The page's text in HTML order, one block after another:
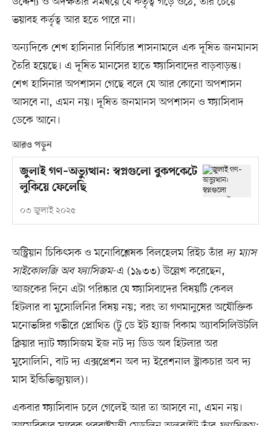
ভয়াবহ কর্তৃত্ব আর হতে পারে না।
অন্যদিকে শেখ হাসিনার নির্বিচার শাসনামলে এক দূষিত জনমানস
তৈরি হয়েছে। এ দূষিত মানসের হাতে ফ্যাসিবাদের বাড়বাড়ন্ত।
শেখ হাসিনার অপশাসন গেছে বলে যে আর কোনো অপশাসন
আসবে না, এমন নয়। দূষিত জনমানস অপশাসন ও ফ্যাসিবাদ
ডেকে আনে।
আরও পড়ুন
জুলাই গণ–অভ্যুত্থান: স্বপ্নগুলো বুকপকেটে
লুকিয়ে ফেলেছি
০৩ জুলাই ২০২৫
অস্ট্রিয়ান চিকিৎসক ও মনোবিশ্লেষক বিলহেলম রিইচ তাঁর দ্য ম্যাস
সাইকোলজি অব ফ্যাসিজম-এ (১৯৩৩) উল্লেখ করেছেন,
আজকের দিনে এটা পরিষ্কার যে ফ্যাসিবাদের বিষয়টি কেবল
হিটলার বা মুসোলিনির বিষয় নয়; বরং তা গণমানুষের অযৌক্তিক
মনোভঙ্গির গভীরে প্রোথিত (টু ডে ইট হ্যাজ বিকাম অ্যাবসিলিউটলি
ক্লিয়ার দ্যাট ফ্যাসিজম ইজ নট দ্য ডিড অব হিটলার অর
মুসোলিনি, বাট দ্য এক্সপ্রেশন অব দ্য ইর‍েশনাল স্ট্রাকচার অব দ্য
মাস ইন্ডিভিজ্যুয়াল)।
একবার ফ্যাসিবাদ চলে গেলেই আর তা আসবে না, এমন নয়।